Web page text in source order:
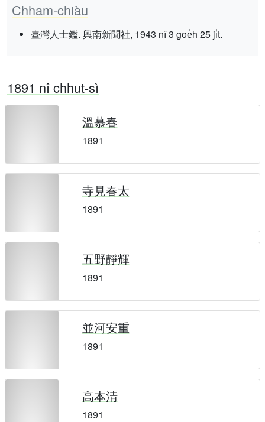
Chham-chiàu
臺灣人士鑑. 興南新聞社, 1943 nî 3 goe̍h 25 ji̍t.
1891 nî chhut-sì
溫慕春
1891
寺見春太
1891
五野靜輝
1891
並河安重
1891
高本清
1891